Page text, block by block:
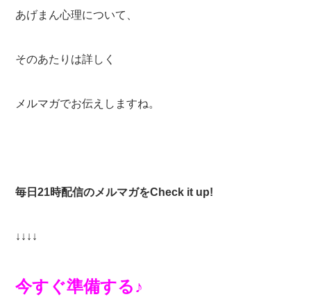
あげまん心理について、
そのあたりは詳しく
メルマガでお伝えしますね。
毎日21時配信のメルマガをCheck it up!
↓↓↓↓
今すぐ準備する♪